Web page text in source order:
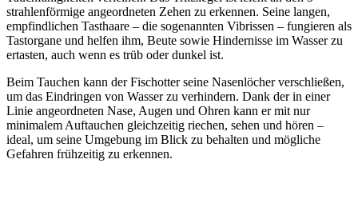
strahlenförmige angeordneten Zehen zu erkennen. Seine langen,
empfindlichen Tasthaare – die sogenannten Vibrissen – fungieren als
Tastorgane und helfen ihm, Beute sowie Hindernisse im Wasser zu
ertasten, auch wenn es trüb oder dunkel ist.
Beim Tauchen kann der Fischotter seine Nasenlöcher verschließen,
um das Eindringen von Wasser zu verhindern. Dank der in einer
Linie angeordneten Nase, Augen und Ohren kann er mit nur
minimalem Auftauchen gleichzeitig riechen, sehen und hören –
ideal, um seine Umgebung im Blick zu behalten und mögliche
Gefahren frühzeitig zu erkennen.